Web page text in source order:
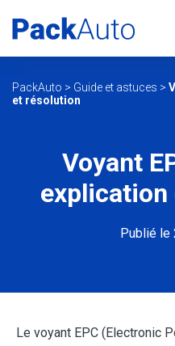
PackAuto > Guide et astuces >
et résolution
Voyant
Publié le
Le voyant EPC (Electronic